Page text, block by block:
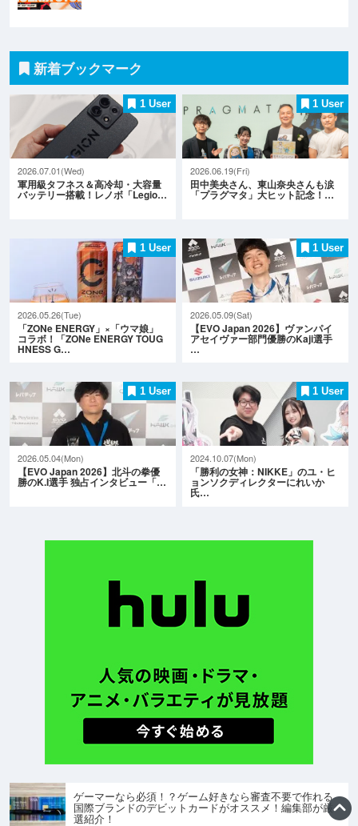
新着ブックマーク
1 User
2026.07.01(Wed)
軍用級タフネス＆高冷却・大容量
バッテリー搭載！レノボ「Legio…
1 User
2026.06.19(Fri)
田中美央さん、東山奈央さんも涙
「プラグマタ」大ヒット記念！…
1 User
2026.05.26(Tue)
「ZONe ENERGY」×「ウマ娘」
コラボ！「ZONe ENERGY TOUG
HNESS G…
1 User
2026.05.09(Sat)
【EVO Japan 2026】ヴァンパイ
アセイヴァー部門優勝のKaji選手
…
1 User
2026.05.04(Mon)
【EVO Japan 2026】北斗の拳優
勝のK.I選手 独占インタビュー「…
1 User
2024.10.07(Mon)
「勝利の女神：NIKKE」のユ・ヒ
ョンソクディレクターにれいか
氏…
ゲーマーなら必須！？ゲーム好きなら審査不要で作れる
国際ブランドのデビットカードがオススメ！編集部が厳
選紹介！